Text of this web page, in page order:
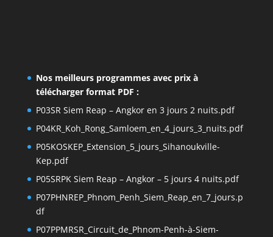
Nos meilleurs programmes avec prix à
télécharger format PDF :
P03SR Siem Reap – Angkor en 3 jours 2 nuits.pdf
P04KR_Koh_Rong_Samloem_en_4_jours_3_nuits.pdf
P05KOSKEP_Extension_5_jours_Sihanoukville-
Kep.pdf
P05SRPK Siem Reap – Angkor – 5 jours 4 nuits.pdf
P07PHNREP_Phnom_Penh_Siem_Reap_en_7_jours.p
df
P07PPMRSR_Circuit_de_Phnom-Penh-à-Siem-